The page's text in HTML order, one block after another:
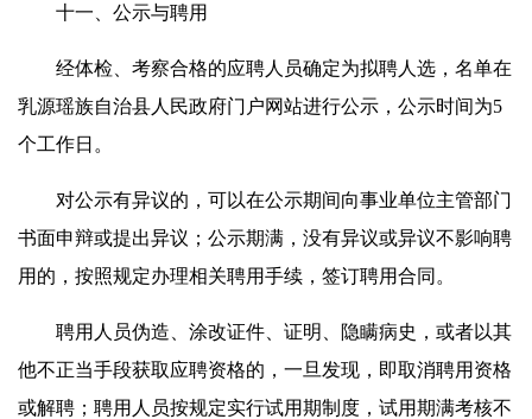
十一、公示与聘用
经体检、考察合格的应聘人员确定为拟聘人选，名单在
乳源瑶族自治县人民政府门户网站进行公示，公示时间为5
个工作日。
对公示有异议的，可以在公示期间向事业单位主管部门
书面申辩或提出异议；公示期满，没有异议或异议不影响聘
用的，按照规定办理相关聘用手续，签订聘用合同。
聘用人员伪造、涂改证件、证明、隐瞒病史，或者以其
他不正当手段获取应聘资格的，一旦发现，即取消聘用资格
或解聘；聘用人员按规定实行试用期制度，试用期满考核不